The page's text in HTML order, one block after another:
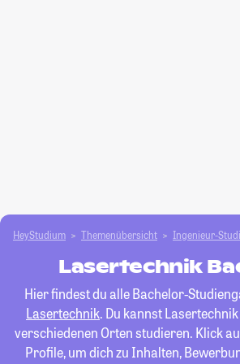
HeyStudium Themenübersicht Ingenieur-
Lasertechnik
Hier findest du alle Bachelor-
Lasertechnik. Du kannst
verschiedenen Orten studieren. Klick
Profile, um dich zu Inhalten,